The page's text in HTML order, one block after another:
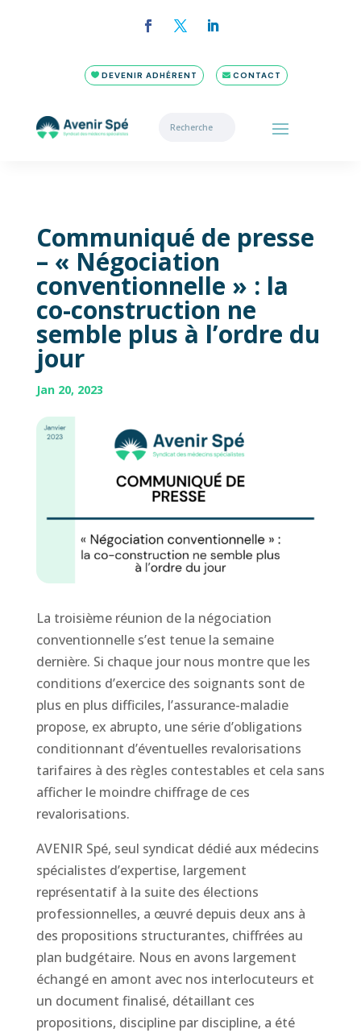
DEVENIR ADHÉRENT CONTACT
Communiqué de presse
– « Négociation
conventionnelle » : la
co-construction ne
semble plus à l’ordre du
jour
Jan 20, 2023
La troisième réunion de la négociation
conventionnelle s’est tenue la semaine
dernière. Si chaque jour nous montre que les
conditions d’exercice des soignants sont de
plus en plus difficiles, l’assurance-maladie
propose, ex abrupto, une série d’obligations
conditionnant d’éventuelles revalorisations
tarifaires à des règles contestables et cela sans
afficher le moindre chiffrage de ces
revalorisations.
AVENIR Spé, seul syndicat dédié aux médecins
spécialistes d’expertise, largement
représentatif à la suite des élections
professionnelles, a œuvré depuis deux ans à
des propositions structurantes, chiffrées au
plan budgétaire. Nous en avons largement
échangé en amont avec nos interlocuteurs et
un document finalisé, détaillant ces
propositions, discipline par discipline, a été